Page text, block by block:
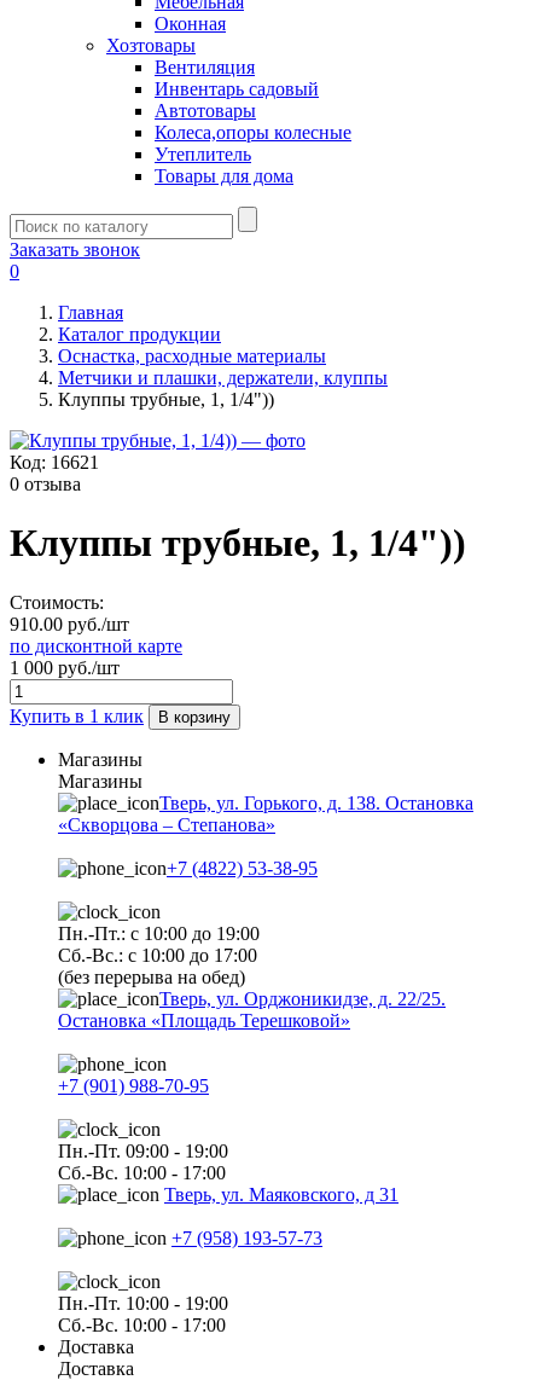
Оконная
Хозтовары
Вентиляция
Инвентарь садовый
Автотовары
Колеса,опоры колесные
Утеплитель
Товары для дома
Заказать звонок
0
Главная
Каталог продукции
Оснастка, расходные материалы
Метчики и плашки, держатели, клуппы
Клуппы трубные, 1, 1/4"))
Код: 16621
0 отзыва
Клуппы трубные, 1, 1/4"))
Стоимость:
910.00 руб./шт
по дисконтной карте
1 000 руб./шт
Купить в 1 клик В корзину
Магазины
Магазины
Тверь, ул. Горького, д. 138. Остановка
«Скворцова – Степанова»
+7 (4822) 53-38-95
Пн.-Пт.: с 10:00 до 19:00
Сб.-Вс.: с 10:00 до 17:00
(без перерыва на обед)
Тверь, ул. Орджоникидзе, д. 22/25.
Остановка «Площадь Терешковой»
+7 (901) 988-70-95
Пн.-Пт. 09:00 - 19:00
Сб.-Вс. 10:00 - 17:00
Тверь, ул. Маяковского, д 31
+7 (958) 193-57-73
Пн.-Пт. 10:00 - 19:00
Сб.-Вс. 10:00 - 17:00
Доставка
Доставка